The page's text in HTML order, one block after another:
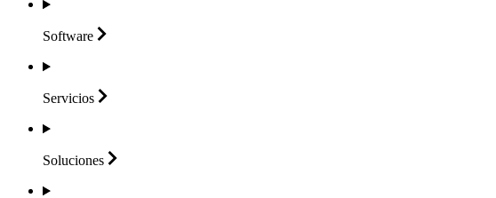
Software
Servicios
Soluciones